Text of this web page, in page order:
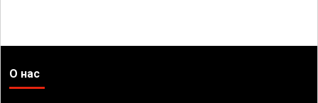
О нас